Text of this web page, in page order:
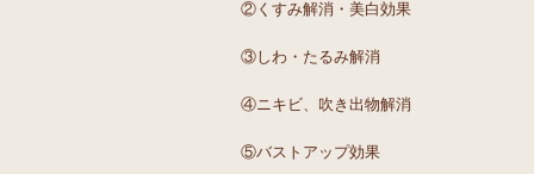
②くすみ解消・美白効果
③しわ・たるみ解消
④ニキビ、吹き出物解消
⑤バストアップ効果